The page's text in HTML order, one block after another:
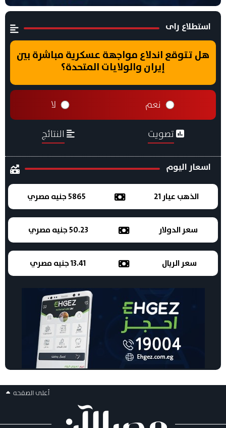
استطلاع راى
هل تتوقع اندلاع مواجهة عسكرية مباشرة بين
إيران والولايات المتحدة؟
نعم لا
تصويت النتائج
اسعار اليوم
الذهب عيار 21 5865 جنيه مصري
سعر الدولار 50.23 جنيه مصري
سعر الريال 13.41 جنيه مصري
أعلى الصفحه